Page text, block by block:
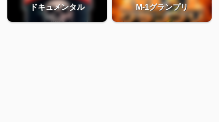
ドキュメンタル M-1グランプリ